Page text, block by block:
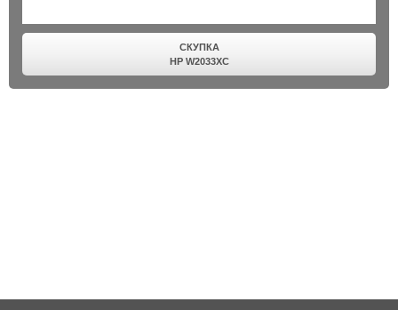
СКУПКА
HP W2033XC